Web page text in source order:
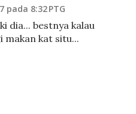
pada 8:32 PTG
dia... bestnya kalau
makan kat situ...